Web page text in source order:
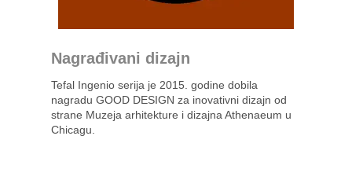
Nagrađivani dizajn
Tefal Ingenio serija je 2015. godine dobila
nagradu GOOD DESIGN za inovativni dizajn od
strane Muzeja arhitekture i dizajna Athenaeum u
Chicagu.